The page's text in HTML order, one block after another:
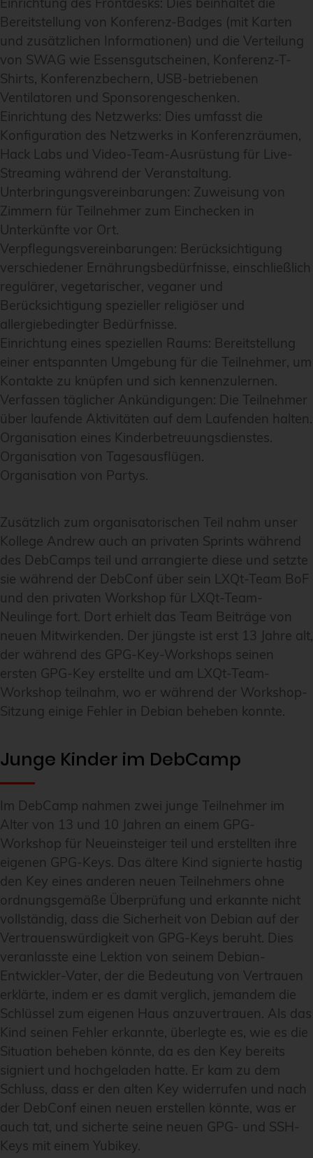
Bereitstellung von Konferenz-Badges (mit Karten
und zusätzlichen Informationen) und die Verteilung
von SWAG wie Essensgutscheinen, Konferenz-T-
Shirts, Konferenzbechern, USB-betriebenen
Ventilatoren und Sponsorengeschenken.
Einrichtung des Netzwerks: Dies umfasst die
Konfiguration des Netzwerks in Konferenzräumen,
Hack Labs und Video-Team-Ausrüstung für Live-
Streaming während der Veranstaltung.
Unterbringungsvereinbarungen: Zuweisung von
Zimmern für Teilnehmer zum Einchecken in
Unterkünfte vor Ort.
Verpflegungsvereinbarungen: Berücksichtigung
verschiedener Ernährungsbedürfnisse, einschließlich
regulärer, vegetarischer, veganer und
Berücksichtigung spezieller religiöser und
allergiebedingter Bedürfnisse.
Einrichtung eines speziellen Raums: Bereitstellung
einer entspannten Umgebung für die Teilnehmer, um
Kontakte zu knüpfen und sich kennenzulernen.
Verfassen täglicher Ankündigungen: Die Teilnehmer
über laufende Aktivitäten auf dem Laufenden halten.
Organisation eines Kinderbetreuungsdienstes.
Organisation von Tagesausflügen.
Organisation von Partys.
Zusätzlich zum organisatorischen Teil nahm unser
Kollege Andrew auch an privaten Sprints während
des DebCamps teil und arrangierte diese und setzte
sie während der DebConf über sein LXQt-Team BoF
und den privaten Workshop für LXQt-Team-
Neulinge fort. Dort erhielt das Team Beiträge von
neuen Mitwirkenden. Der jüngste ist erst 13 Jahre alt,
der während des GPG-Key-Workshops seinen
ersten GPG-Key erstellte und am LXQt-Team-
Workshop teilnahm, wo er während der Workshop-
Sitzung einige Fehler in Debian beheben konnte.
Junge Kinder im DebCamp
Im DebCamp nahmen zwei junge Teilnehmer im
Alter von 13 und 10 Jahren an einem GPG-
Workshop für Neueinsteiger teil und erstellten ihre
eigenen GPG-Keys. Das ältere Kind signierte hastig
den Key eines anderen neuen Teilnehmers ohne
ordnungsgemäße Überprüfung und erkannte nicht
vollständig, dass die Sicherheit von Debian auf der
Vertrauenswürdigkeit von GPG-Keys beruht. Dies
veranlasste eine Lektion von seinem Debian-
Entwickler-Vater, der die Bedeutung von Vertrauen
erklärte, indem er es damit verglich, jemandem die
Schlüssel zum eigenen Haus anzuvertrauen. Als das
Kind seinen Fehler erkannte, überlegte es, wie es die
Situation beheben könnte, da es den Key bereits
signiert und hochgeladen hatte. Er kam zu dem
Schluss, dass er den alten Key widerrufen und nach
der DebConf einen neuen erstellen könnte, was er
auch tat, und sicherte seine neuen GPG- und SSH-
Keys mit einem Yubikey.